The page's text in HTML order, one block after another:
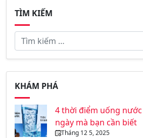
TÌM KIẾM
KHÁM PHÁ
4 thời điểm uống
ngày mà bạn cần biết
Tháng 12 5, 2025